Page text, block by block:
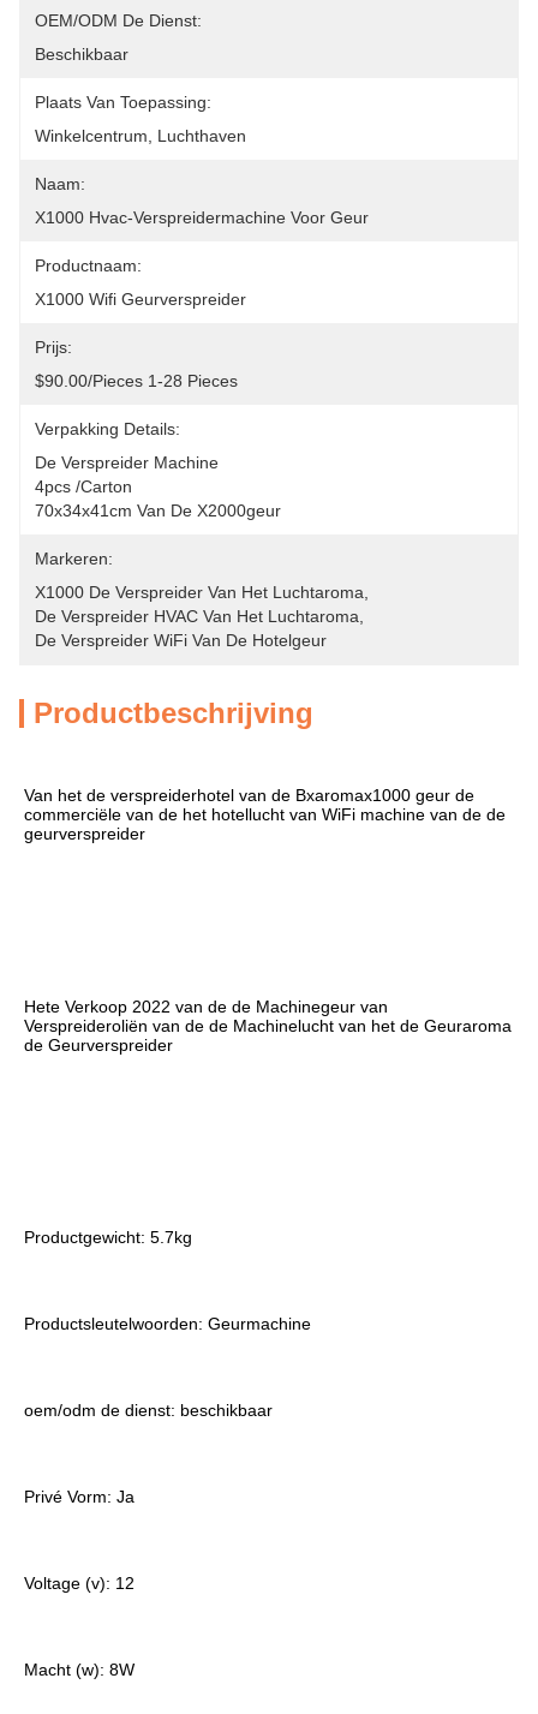
OEM/ODM De Dienst:
Beschikbaar
Plaats Van Toepassing:
Winkelcentrum, Luchthaven
Naam:
X1000 Hvac-Verspreidermachine Voor Geur
Productnaam:
X1000 Wifi Geurverspreider
Prijs:
$90.00/pieces 1-28 Pieces
Verpakking Details:
De Verspreider Machine
4pcs /carton
70x34x41cm Van De X2000geur
Markeren:
X1000 De Verspreider Van Het Luchtaroma
De Verspreider HVAC Van Het Luchtaroma
De Verspreider WiFi Van De Hotelgeur
Productbeschrijving
Van het de verspreiderhotel van de Bxaromax1000 geur de
commerciële van de het hotellucht van WiFi machine van de de
geurverspreider
Hete Verkoop 2022 van de de Machinegeur van
Verspreideroliën van de de Machinelucht van het de Geuraroma
de Geurverspreider
Productgewicht: 5.7kg
Productsleutelwoorden: Geurmachine
oem/odm de dienst: beschikbaar
Privé Vorm: Ja
Voltage (v): 12
Macht (w): 8W